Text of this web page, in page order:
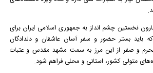
نخستین چشم انداز به جمهوری اسلامی ایران برای
که باید بستر حضور و سفر آسان عاشقان و دلدادگان
محرم و صفر از این مرز به سمت مشهد مقدس و عتبات
متولی کشور، استانی و محلی فراهم شود.